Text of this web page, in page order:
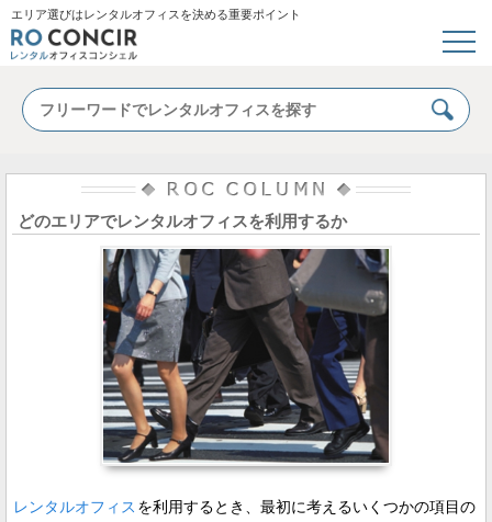
エリア選びはレンタルオフィスを決める重要ポイント
どのエリアでレンタルオフィスを利用するか
レンタルオフィス を利用するとき、最初に考えるいくつかの項目の